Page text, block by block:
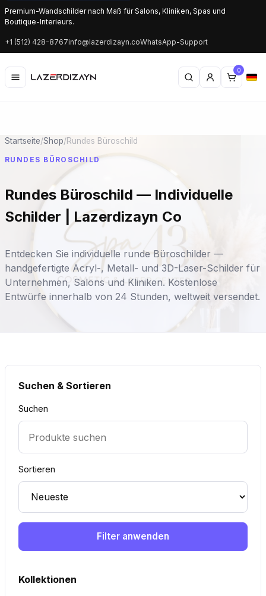
Premium-Wandschilder nach Maß für Salons, Kliniken, Spas und
Boutique-Interieurs.
+1 (512) 428-8767info@lazerdizayn.coWhatsApp-Support
0
Startseite/Shop/Rundes Büroschild
RUNDES BÜROSCHILD
Rundes Büroschild — Individuelle
Schilder | Lazerdizayn Co
Entdecken Sie individuelle runde Büroschilder —
handgefertigte Acryl-, Metall- und 3D-Laser-Schilder für
Unternehmen, Salons und Kliniken. Kostenlose
Entwürfe innerhalb von 24 Stunden, weltweit versendet.
Suchen & Sortieren
Suchen
Sortieren
Filter anwenden
Kollektionen